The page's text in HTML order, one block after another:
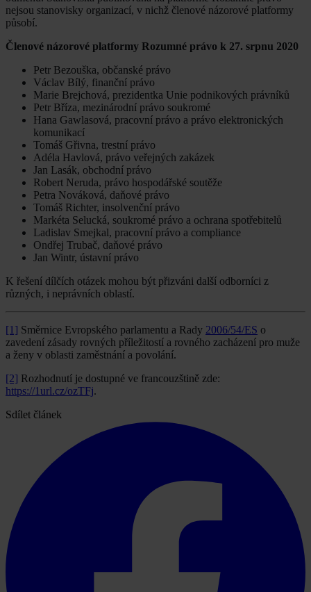
nejsou stanovisky organizací, v nichž členové názorové platformy
působí.
Členové názorové platformy Rozumné právo k 27. srpnu 2020
Petr Bezouška, občanské právo
Václav Bílý, finanční právo
Marie Brejchová, prezidentka Unie podnikových právníků
Petr Bříza, mezinárodní právo soukromé
Hana Gawlasová, pracovní právo a právo elektronických
komunikací
Tomáš Gřivna, trestní právo
Adéla Havlová, právo veřejných zakázek
Jan Lasák, obchodní právo
Robert Neruda, právo hospodářské soutěže
Petra Nováková, daňové právo
Tomáš Richter, insolvenční právo
Markéta Selucká, soukromé právo a ochrana spotřebitelů
Ladislav Smejkal, pracovní právo a compliance
Ondřej Trubač, daňové právo
Jan Wintr, ústavní právo
K řešení dílčích otázek mohou být přizváni další odborníci z
různých, i neprávních oblastí.
[1] Směrnice Evropského parlamentu a Rady 2006/54/ES o
zavedení zásady rovných příležitostí a rovného zacházení pro muže
a ženy v oblasti zaměstnání a povolání.
[2] Rozhodnutí je dostupné ve francouzštině zde:
https://1url.cz/ozTFj.
Sdílet článek